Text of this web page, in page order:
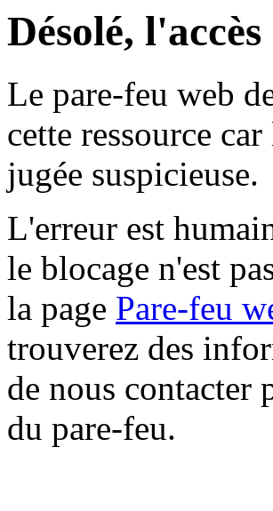
Désolé,
Le pare-feu web
cette ressource
jugée suspicieuse.
L'erreur est
le blocage n'est
la page Pare-feu
trouverez des
de nous contacter
du pare-feu.